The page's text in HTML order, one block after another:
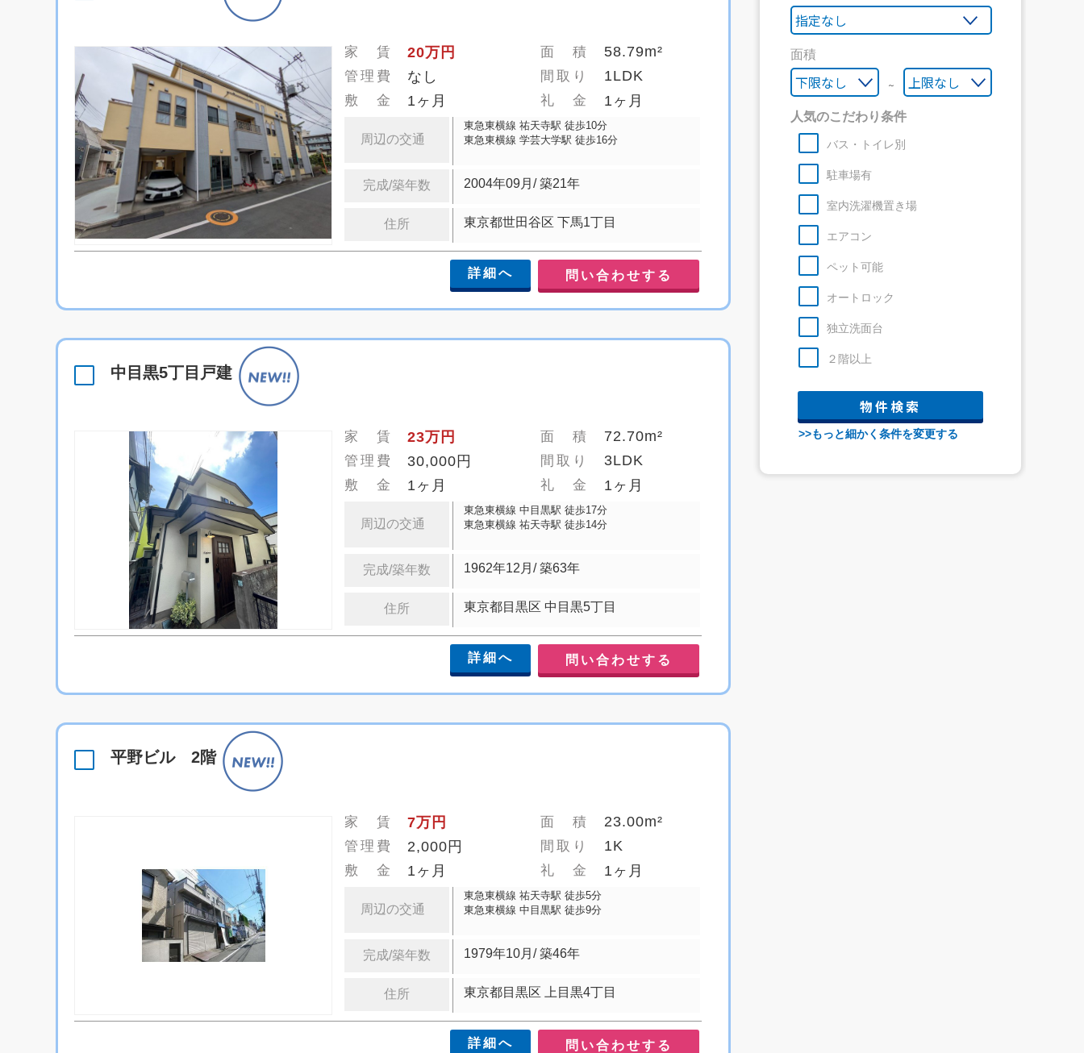
家 賃 20万円 面 積 58.79m²
管理費 なし 間取り 1LDK
敷 金 1ヶ月 礼 金 1ヶ月
周辺の交通
東急東横線 祐天寺駅 徒歩10分
東急東横線 学芸大学駅 徒歩16分
完成/築年数 2004年09月/ 築21年
住所 東京都世田谷区 下馬1丁目
詳細へ 問い合わせする
中目黒5丁目戸建
家 賃 23万円 面 積 72.70m²
管理費 30,000円 間取り 3LDK
敷 金 1ヶ月 礼 金 1ヶ月
周辺の交通
東急東横線 中目黒駅 徒歩17分
東急東横線 祐天寺駅 徒歩14分
完成/築年数 1962年12月/ 築63年
住所 東京都目黒区 中目黒5丁目
詳細へ 問い合わせする
平野ビル 2階
家 賃 7万円 面 積 23.00m²
管理費 2,000円 間取り 1K
敷 金 1ヶ月 礼 金 1ヶ月
周辺の交通
東急東横線 祐天寺駅 徒歩5分
東急東横線 中目黒駅 徒歩9分
完成/築年数 1979年10月/ 築46年
住所 東京都目黒区 上目黒4丁目
詳細へ 問い合わせする
面積
～
人気のこだわり条件
バス・トイレ別
駐車場有
室内洗濯機置き場
エアコン
ペット可能
オートロック
独立洗面台
２階以上
>>もっと細かく条件を変更する